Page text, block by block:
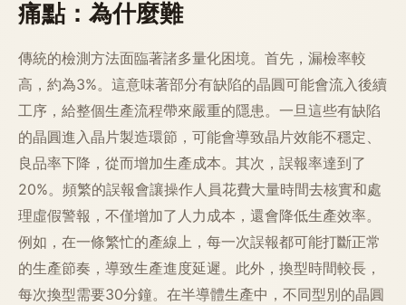
痛點：為什麼難
傳統的檢測方法面臨著諸多量化困境。首先，漏檢率較
高，約為3%。這意味著部分有缺陷的晶圓可能會流入後續
工序，給整個生產流程帶來嚴重的隱患。一旦這些有缺陷
的晶圓進入晶片製造環節，可能會導致晶片效能不穩定、
良品率下降，從而增加生產成本。其次，誤報率達到了
20%。頻繁的誤報會讓操作人員花費大量時間去核實和處
理虛假警報，不僅增加了人力成本，還會降低生產效率。
例如，在一條繁忙的產線上，每一次誤報都可能打斷正常
的生產節奏，導致生產進度延遲。此外，換型時間較長，
每次換型需要30分鐘。在半導體生產中，不同型別的晶圓